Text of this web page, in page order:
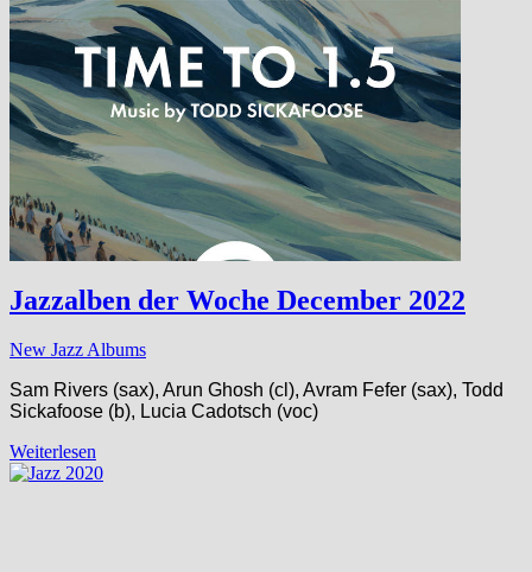
Jazzalben der Woche December 2022
New Jazz Albums
Sam Rivers (sax), Arun Ghosh (cl), Avram Fefer (sax), Todd
Sickafoose (b), Lucia Cadotsch (voc)
Weiterlesen